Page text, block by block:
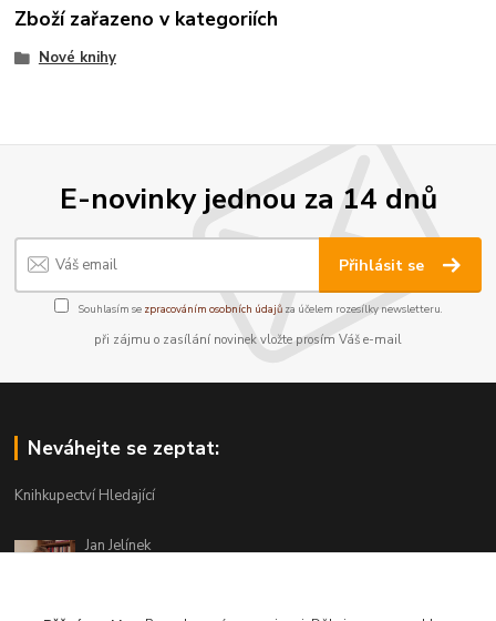
Zboží zařazeno v kategoriích
Nové knihy
E-novinky jednou za 14 dnů
Přihlásit se
Souhlasím se zpracováním osobních údajůza účelem rozesílky newsletteru.
při zájmu o zasílání novinek vložte prosím Váš e-mail
Neváhejte se zeptat:
Knihkupectví Hledající
Jan Jelínek